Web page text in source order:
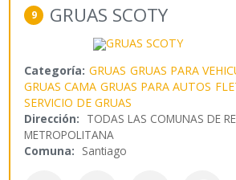
9 GRUAS SCOTY
Categoría: GRUAS GRUAS PARA
GRUAS CAMA GRUAS PARA AUTOS
SERVICIO DE GRUAS
Dirección: TODAS LAS COMUNAS DE
METROPOLITANA
Comuna: Santiago